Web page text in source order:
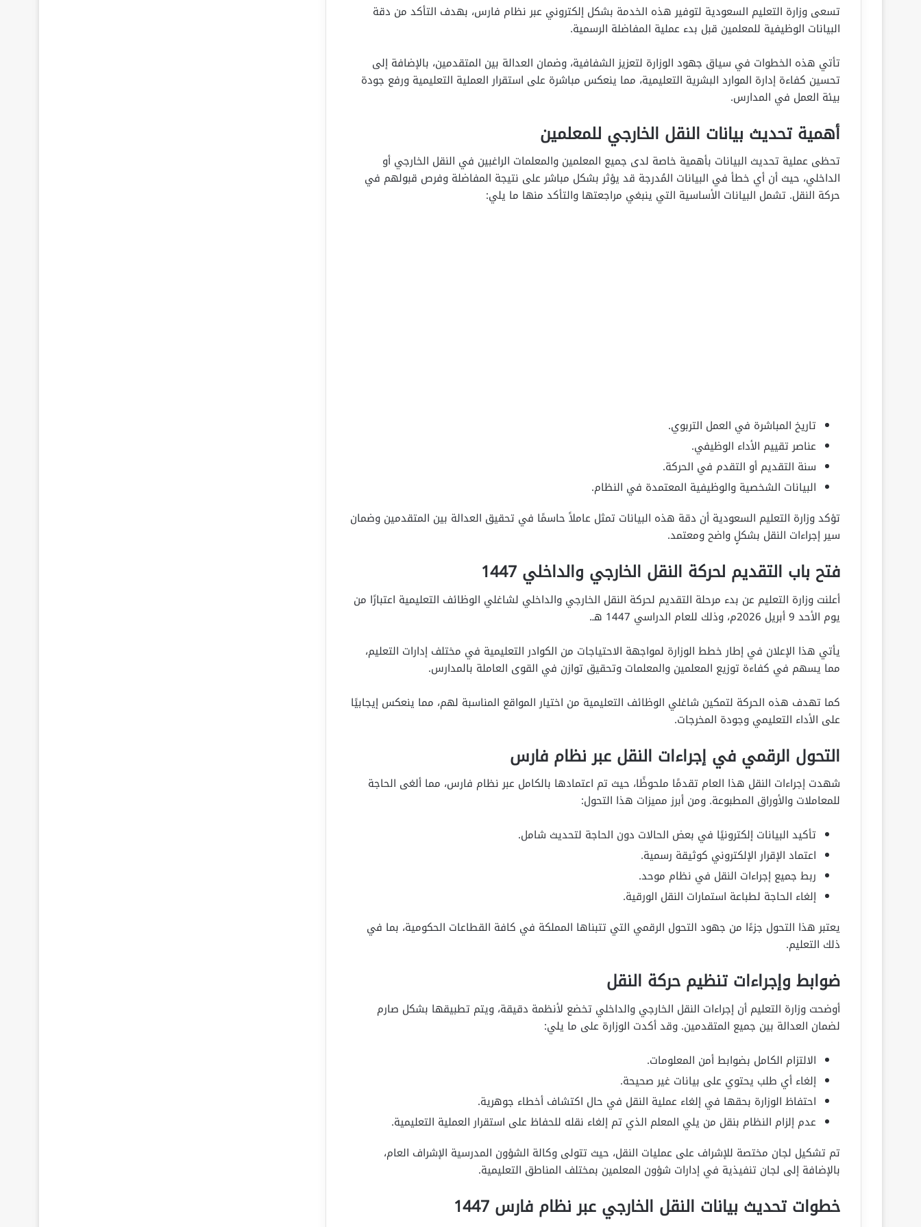
تسعى وزارة التعليم السعودية لتوفير هذه الخدمة بشكل إلكتروني عبر نظام فارس، بهدف التأكد من دقة
البيانات الوظيفية للمعلمين قبل بدء عملية المفاضلة الرسمية.
تأتي هذه الخطوات في سياق جهود الوزارة لتعزيز الشفافية، وضمان العدالة بين المتقدمين، بالإضافة إلى
تحسين كفاءة إدارة الموارد البشرية التعليمية، مما ينعكس مباشرة على استقرار العملية التعليمية ورفع جودة
بيئة العمل في المدارس.
أهمية تحديث بيانات النقل الخارجي للمعلمين
تحظى عملية تحديث البيانات بأهمية خاصة لدى جميع المعلمين والمعلمات الراغبين في النقل الخارجي أو
الداخلي، حيث أن أي خطأ في البيانات المُدرجة قد يؤثر بشكل مباشر على نتيجة المفاضلة وفرص قبولهم في
حركة النقل. تشمل البيانات الأساسية التي ينبغي مراجعتها والتأكد منها ما يلي:
تاريخ المباشرة في العمل التربوي.
عناصر تقييم الأداء الوظيفي.
سنة التقديم أو التقدم في الحركة.
البيانات الشخصية والوظيفية المعتمدة في النظام.
تؤكد وزارة التعليم السعودية أن دقة هذه البيانات تمثل عاملاً حاسمًا في تحقيق العدالة بين المتقدمين وضمان
سير إجراءات النقل بشكلٍ واضح ومعتمد.
فتح باب التقديم لحركة النقل الخارجي والداخلي 1447
أعلنت وزارة التعليم عن بدء مرحلة التقديم لحركة النقل الخارجي والداخلي لشاغلي الوظائف التعليمية اعتبارًا من
يوم الأحد 9 أبريل 2026م، وذلك للعام الدراسي 1447 هـ.
يأتي هذا الإعلان في إطار خطط الوزارة لمواجهة الاحتياجات من الكوادر التعليمية في مختلف إدارات التعليم،
مما يسهم في كفاءة توزيع المعلمين والمعلمات وتحقيق توازن في القوى العاملة بالمدارس.
كما تهدف هذه الحركة لتمكين شاغلي الوظائف التعليمية من اختيار المواقع المناسبة لهم، مما ينعكس إيجابيًا
على الأداء التعليمي وجودة المخرجات.
التحول الرقمي في إجراءات النقل عبر نظام فارس
شهدت إجراءات النقل هذا العام تقدمًا ملحوظًا، حيث تم اعتمادها بالكامل عبر نظام فارس، مما ألغى الحاجة
للمعاملات والأوراق المطبوعة. ومن أبرز مميزات هذا التحول:
تأكيد البيانات إلكترونيًا في بعض الحالات دون الحاجة لتحديث شامل.
اعتماد الإقرار الإلكتروني كوثيقة رسمية.
ربط جميع إجراءات النقل في نظام موحد.
إلغاء الحاجة لطباعة استمارات النقل الورقية.
يعتبر هذا التحول جزءًا من جهود التحول الرقمي التي تتبناها المملكة في كافة القطاعات الحكومية، بما في
ذلك التعليم.
ضوابط وإجراءات تنظيم حركة النقل
أوضحت وزارة التعليم أن إجراءات النقل الخارجي والداخلي تخضع لأنظمة دقيقة، ويتم تطبيقها بشكل صارم
لضمان العدالة بين جميع المتقدمين. وقد أكدت الوزارة على ما يلي:
الالتزام الكامل بضوابط أمن المعلومات.
إلغاء أي طلب يحتوي على بيانات غير صحيحة.
احتفاظ الوزارة بحقها في إلغاء عملية النقل في حال اكتشاف أخطاء جوهرية.
عدم إلزام النظام بنقل من يلي المعلم الذي تم إلغاء نقله للحفاظ على استقرار العملية التعليمية.
تم تشكيل لجان مختصة للإشراف على عمليات النقل، حيث تتولى وكالة الشؤون المدرسية الإشراف العام،
بالإضافة إلى لجان تنفيذية في إدارات شؤون المعلمين بمختلف المناطق التعليمية.
خطوات تحديث بيانات النقل الخارجي عبر نظام فارس 1447